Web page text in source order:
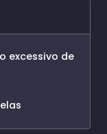
excessivo de